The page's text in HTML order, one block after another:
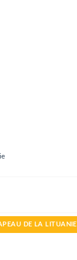
DE LA LITUANIE